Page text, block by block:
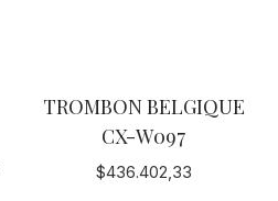
TROMBON BELGIQUE
CX-W097
$436.402,33